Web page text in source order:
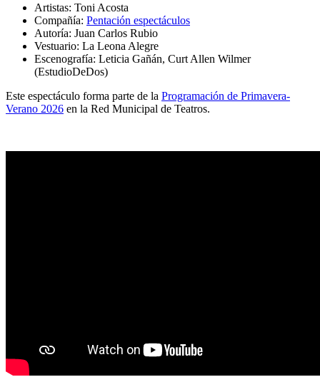
Artistas: Toni Acosta
Compañía: Pentación espectáculos
Autoría: Juan Carlos Rubio
Vestuario: La Leona Alegre
Escenografía: Leticia Gañán, Curt Allen Wilmer
(EstudioDeDos)
Este espectáculo forma parte de la Programación de Primavera-
Verano 2026 en la Red Municipal de Teatros.